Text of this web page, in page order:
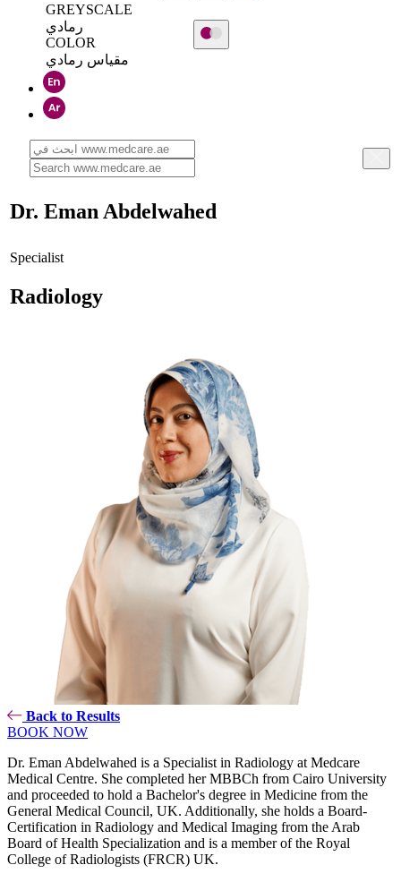
GREYSCALE
رمادي
COLOR
مقياس رمادي
Dr. Eman Abdelwahed
Specialist
Radiology
Back to Results
BOOK NOW
Dr. Eman Abdelwahed is a Specialist in Radiology at Medcare
Medical Centre. She completed her MBBCh from Cairo University
and proceeded to hold a Bachelor's degree in Medicine from the
General Medical Council, UK. Additionally, she holds a Board-
Certification in Radiology and Medical Imaging from the Arab
Board of Health Specialization and is a member of the Royal
College of Radiologists (FRCR) UK.